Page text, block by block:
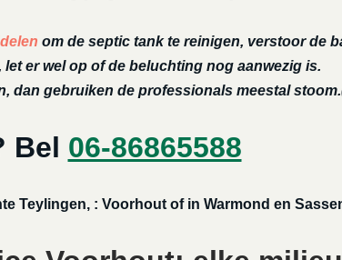
om de septic tank te reinigen, verstoor de
er wel op of de beluchting nog aanwezig is.
dan gebruiken de professionals meestal
Bel 06-86865588
Teylingen, : Voorhout of in Warmond en